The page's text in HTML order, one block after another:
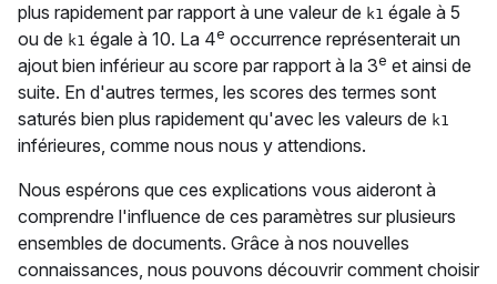
plus rapidement par rapport à une valeur de k1 égale à 5
ou de k1 égale à 10. La 4e occurrence représenterait un
ajout bien inférieur au score par rapport à la 3e et ainsi de
suite. En d'autres termes, les scores des termes sont
saturés bien plus rapidement qu'avec les valeurs de k1
inférieures, comme nous nous y attendions.
Nous espérons que ces explications vous aideront à
comprendre l'influence de ces paramètres sur plusieurs
ensembles de documents. Grâce à nos nouvelles
connaissances, nous pouvons découvrir comment choisir